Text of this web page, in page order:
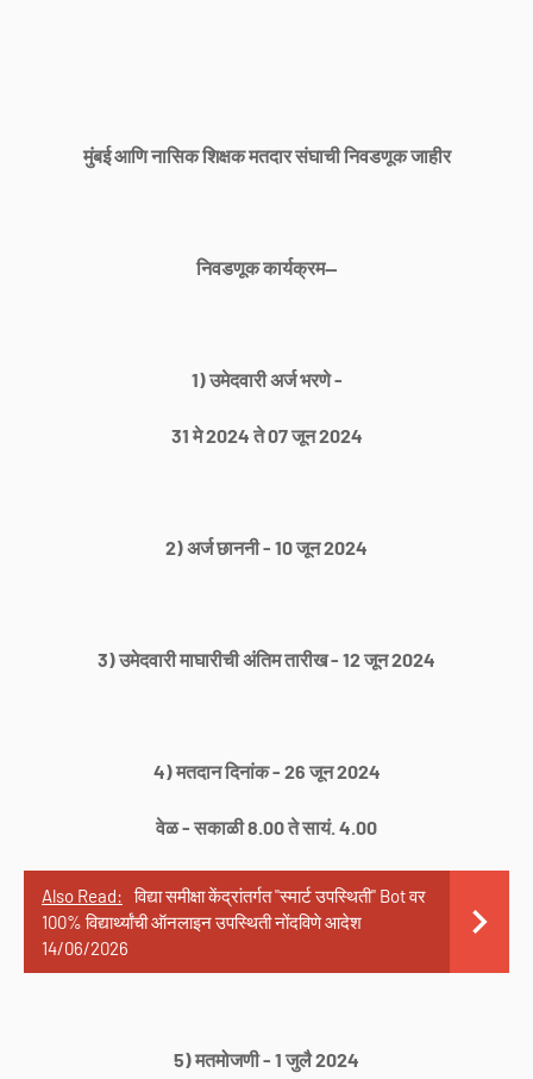
मुंबई आणि नासिक शिक्षक मतदार संघाची निवडणूक जाहीर
निवडणूक कार्यक्रम—
1) उमेदवारी अर्ज भरणे -
31 मे 2024 ते 07 जून 2024
2) अर्ज छाननी - 10 जून 2024
3) उमेदवारी माघारीची अंतिम तारीख - 12 जून 2024
4) मतदान दिनांक - 26 जून 2024
वेळ - सकाळी 8.00 ते सायं. 4.00
Also Read:
विद्या समीक्षा केंद्रांतर्गत "स्मार्ट उपस्थिती" Bot वर
100% विद्यार्थ्यांची ऑनलाइन उपस्थिती नोंदविणे आदेश
14/06/2026
5) मतमोजणी - 1 जुलै 2024